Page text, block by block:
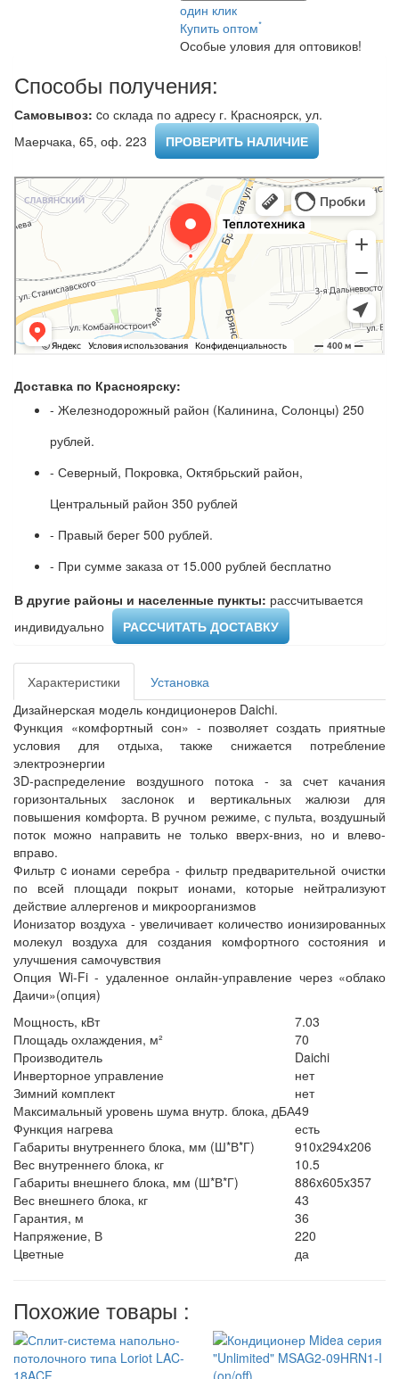
один клик
Купить оптом*
Особые уловия для оптовиков!
Способы получения:
Самовывоз: cо склада по адресу г. Красноярск, ул.
Маерчака, 65, оф. 223 ​
ПРОВЕРИТЬ НАЛИЧИЕ
Доставка по Красноярску:
- Железнодорожный район (Калинина, Солонцы) 250
рублей.
- Северный, Покровка, Октябрьский район,
Центральный район 350 рублей
- Правый берег 500 рублей.
- При сумме заказа от 15.000 рублей бесплатно
В другие районы и населенные пункты: рассчитывается
индивидуально ​
РАССЧИТАТЬ ДОСТАВКУ
Характеристики
Установка
Дизайнерская модель кондиционеров Daichi.
Функция «комфортный сон» - позволяет создать приятные
условия для отдыха, также снижается потребление
электроэнергии
3D-распределение воздушного потока - за счет качания
горизонтальных заслонок и вертикальных жалюзи для
повышения комфорта. В ручном режиме, с пульта, воздушный
поток можно направить не только вверх-вниз, но и влево-
вправо.
Фильтр c ионами серебра - фильтр предварительной очистки
по всей площади покрыт ионами, которые нейтрализуют
действие аллергенов и микроорганизмов
Ионизатор воздуха - увеличивает количество ионизированных
молекул воздуха для создания комфортного состояния и
улучшения самочувствия
Опция Wi-Fi - удаленное онлайн-управление через «облако
Даичи»(опция)
Мощность, кВт
7.03
Площадь охлаждения, м²
70
Производитель
Daichi
Инверторное управление
нет
Зимний комплект
нет
Максимальный уровень шума внутр. блока, дБА49
Функция нагрева
есть
Габариты внутреннего блока, мм (Ш*В*Г)
910x294x206
Вес внутреннего блока, кг
10.5
Габариты внешнего блока, мм (Ш*В*Г)
886x605x357
Вес внешнего блока, кг
43
Гарантия, м
36
Напряжение, В
220
Цветные
да
Похожие товары :